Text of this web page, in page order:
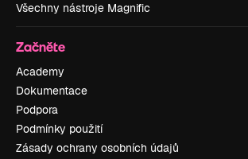
Všechny nástroje Magnific
Začněte
Academy
Dokumentace
Podpora
Podmínky použití
Zásady ochrany osobních údajů